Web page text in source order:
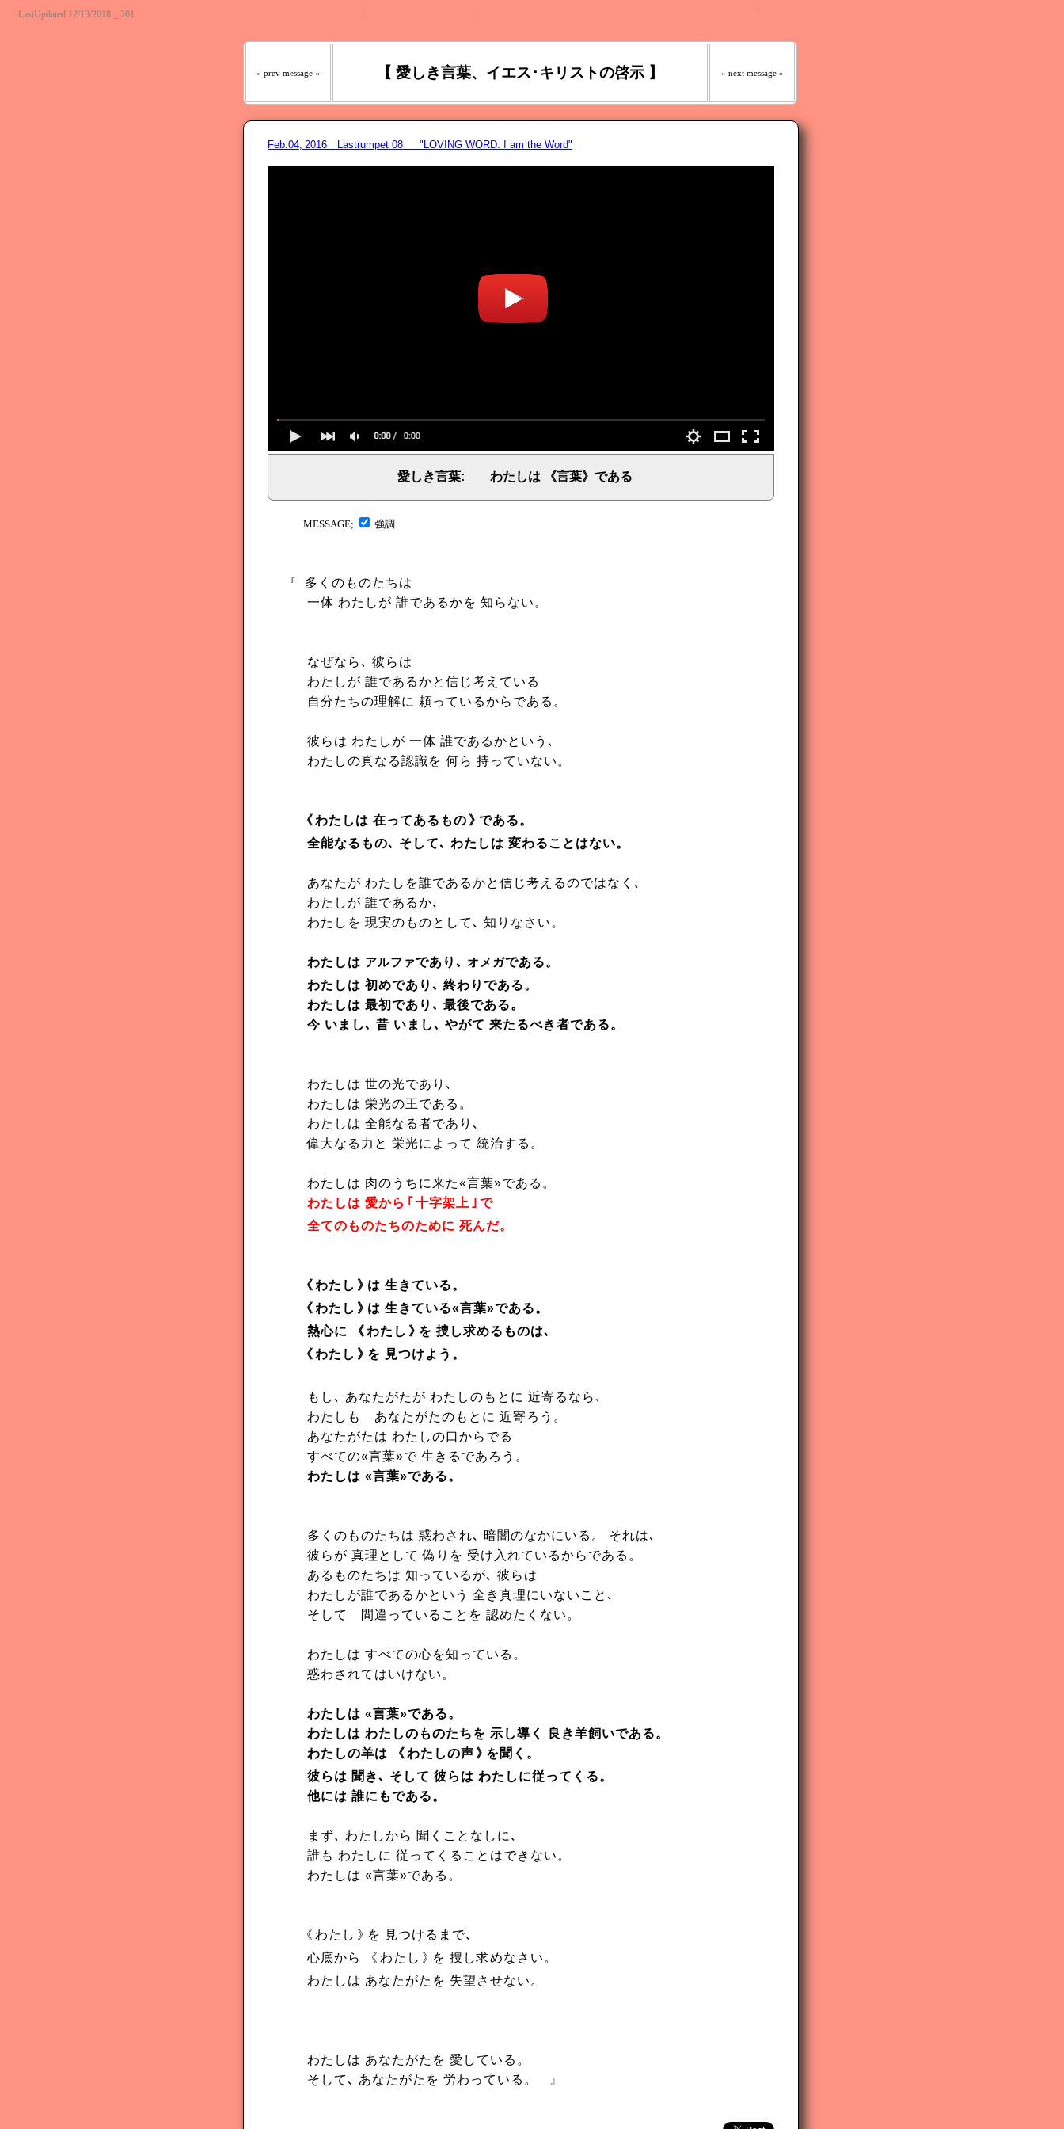
LastUpdated 12/13/2018 _ 201
« prev message « 【 愛しき言葉、イエス･キリストの啓示 】 » next message »
Feb.04, 2016 _ Lastrumpet 08 "LOVING WORD: I am the Word"
愛しき言葉: わたしは 《言葉》である
MESSAGE; 強調
『
多くのものたちは
一体 わたしが 誰であるかを 知らない。
なぜなら､ 彼らは
わたしが 誰であるかと信じ考えている
自分たちの理解に 頼っているからである。
彼らは わたしが 一体 誰であるかという､
わたしの真なる認識を 何ら 持っていない。
《わたしは 在ってあるもの 》である。
全能なるもの､ そして､ わたしは 変わることはない。
あなたが わたしを誰であるかと信じ考えるのではなく､
わたしが 誰であるか､
わたしを 現実のものとして､ 知りなさい。
わたしは アルファであり､ オメガである。
わたしは 初めであり､ 終わりである。
わたしは 最初であり､ 最後である。
今 いまし､ 昔 いまし､ やがて 来たるべき者である。
わたしは 世の光であり､
わたしは 栄光の王である。
わたしは 全能なる者であり､
偉大なる力と 栄光によって 統治する。
わたしは 肉のうちに来た«言葉»である。
わたしは 愛から ｢ 十字架上 ｣ で
全てのものたちのために 死んだ。
《わたし 》は 生きている。
《わたし 》は 生きている«言葉»である。
熱心に 《わたし 》を 捜し求めるものは､
《わたし 》を 見つけよう。
もし､ あなたがたが わたしのもとに 近寄るなら､
わたしも あなたがたのもとに 近寄ろう。
あなたがたは わたしの口からでる
すべての«言葉»で 生きるであろう。
わたしは «言葉»である。
多くのものたちは 惑わされ､ 暗闇のなかにいる。 それは､
彼らが 真理として 偽りを 受け入れているからである。
あるものたちは 知っているが､ 彼らは
わたしが誰であるかという 全き真理にいないこと､
そして 間違っていることを 認めたくない。
わたしは すべての心を知っている。
惑わされてはいけない。
わたしは «言葉»である。
わたしは わたしのものたちを 示し導く 良き羊飼いである。
わたしの羊は 《わたしの声 》を聞く。
彼らは 聞き､ そして 彼らは わたしに従ってくる。
他には 誰にもである。
まず､ わたしから 聞くことなしに､
誰も わたしに 従ってくることはできない。
わたしは «言葉»である。
《 わたし 》を 見つけるまで､
心底から 《 わたし 》を 捜し求めなさい。
わたしは あなたがたを 失望させない。
わたしは あなたがたを 愛している。
そして､ あなたがたを 労わっている。
』